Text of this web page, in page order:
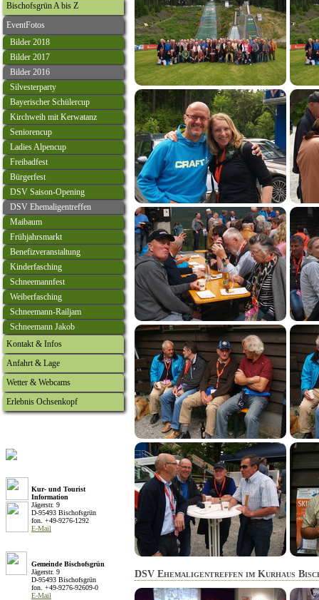
Bischofsgrün A bis Z
EventFotos
Bilder 2018
Bilder 2017
Bilder 2016
Silvesterparty
Bayerischer Schülercup
Kirchweih mit Kerwatanz
Seniorencup
Ladies Alpencup
Freibadfest
Bürgerfest
DSV Saison-Opening
DSV Ehemaligentreffen
Maibaum
Frühjahrsmarkt
Benefizveranstaltung
Kinderfasching
Schneemannfest
Weiberfasching
Schneemann-Railjam
Schneemann Jakob
Kontakt & Infos
Anfahrt & Lage
Wetter & Webcams
Erlebnis Ochsenkopf
Kur- und Tourist
Information
Jägerstr. 9
D-95493 Bischofsgrün
fon. +49-9276-1292
E-Mail
Gemeinde Bischofsgrün
Jägerstr. 9
D-95493 Bischofsgrün
fon. +49-9276-92609-0
E-Mail
DSV Ehemaligentreffen im Kurhaus